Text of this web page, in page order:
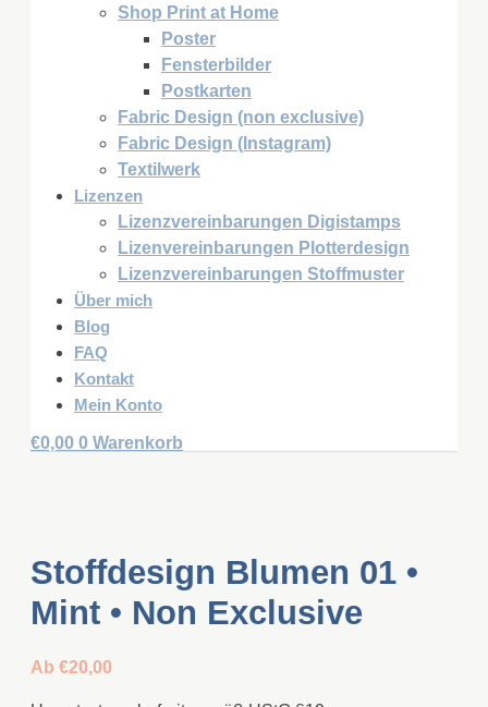
Shop Print at Home
Poster
Fensterbilder
Postkarten
Fabric Design (non exclusive)
Fabric Design (Instagram)
Textilwerk
Lizenzen
Lizenzvereinbarungen Digistamps
Lizenvereinbarungen Plotterdesign
Lizenzvereinbarungen Stoffmuster
Über mich
Blog
FAQ
Kontakt
Mein Konto
€0,00 0 Warenkorb
Stoffdesign Blumen 01 •
Mint • Non Exclusive
Ab €20,00